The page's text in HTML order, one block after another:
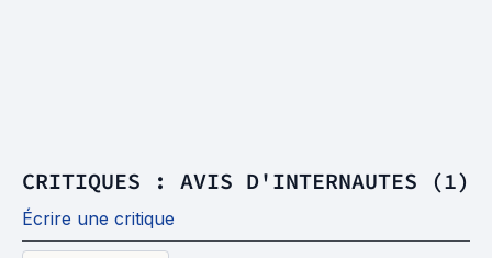
CRITIQUES : AVIS D'INTERNAUTES (1)
Écrire une critique